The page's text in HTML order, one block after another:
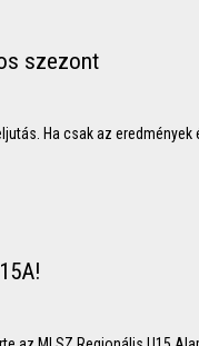
szezont
Ha csak az